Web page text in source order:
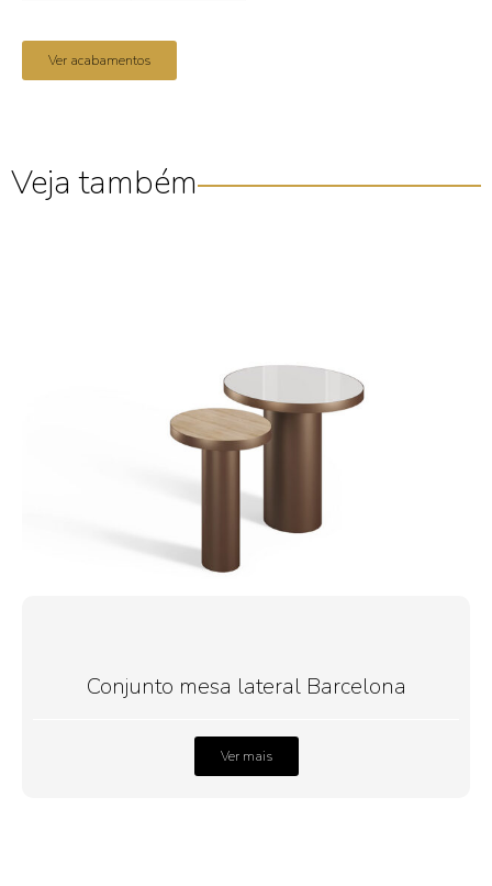
Ver acabamentos
Veja também
Conjunto mesa lateral Barcelona
Ver mais